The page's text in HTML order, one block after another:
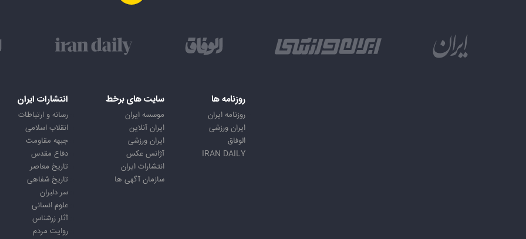
روزنامه ها
روزنامه ایران
ایران ورزشی
الوفاق
IRAN DAILY
سایت های برخط
موسسه ایران
ایران آنلاین
ایران ورزشی
آژانس عکس
انتشارات ایران
سازمان آگهی ها
انتشارات ایران
رسانه و ارتباطات
انقلاب اسلامی
جبهه مقاومت
دفاع مقدس
تاریخ معاصر
تاریخ شفاهی
سر دلبران
علوم انسانی
آثار زرشناس
روایت مردم